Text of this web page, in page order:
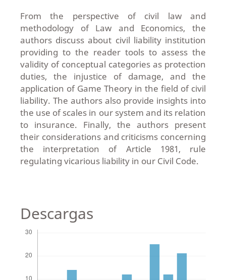
From the perspective of civil law and
methodology of Law and Economics, the
authors discuss about civil liability institution
providing to the reader tools to assess the
validity of conceptual categories as protection
duties, the injustice of damage, and the
application of Game Theory in the field of civil
liability. The authors also provide insights into
the use of scales in our system and its relation
to insurance. Finally, the authors present
their considerations and criticisms concerning
the interpretation of Article 1981, rule
regulating vicarious liability in our Civil Code.
Descargas